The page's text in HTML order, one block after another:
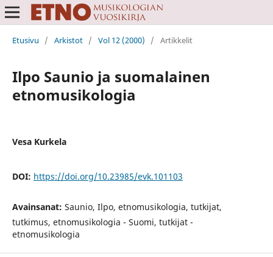
Etusivu / Arkistot / Vol 12 (2000) / Artikkelit
Ilpo Saunio ja suomalainen
etnomusikologia
Vesa Kurkela
DOI: https://doi.org/10.23985/evk.101103
Avainsanat: Saunio, Ilpo, etnomusikologia, tutkijat,
tutkimus, etnomusikologia - Suomi, tutkijat -
etnomusikologia